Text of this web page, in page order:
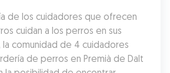
de los cuidadores que ofrecen
cuidan a los perros en sus
comunidad de 4 cuidadores
de perros en Premià de Dalt